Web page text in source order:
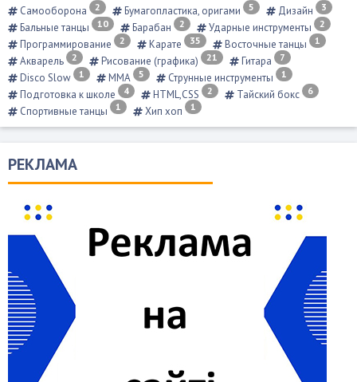
Самооборона 2 Бумагопластика, оригами 5 Дизайн 3
Бальные танцы 10 Барабан 2 Ударные инструменты 2
Программирование 2 Карате 35 Восточные танцы 1
Акварель 2 Рисование (графика) 21 Гитара 7
Disco Slow 1 ММА 5 Струнные инструменты 1
Подготовка к школе 4 HTML,CSS 2 Тайский бокс 6
Спортивные танцы 1 Хип хоп 1
РЕКЛАМА